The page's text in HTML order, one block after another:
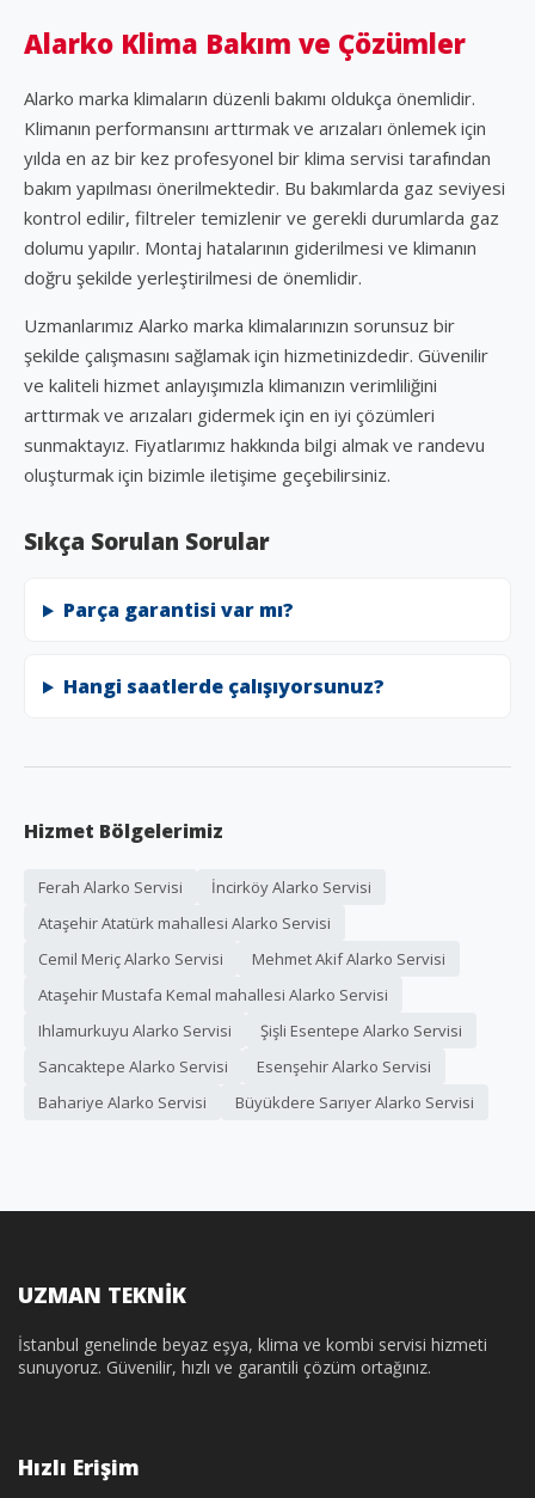
Alarko Klima Bakım ve Çözümler
Alarko marka klimaların düzenli bakımı oldukça önemlidir.
Klimanın performansını arttırmak ve arızaları önlemek için
yılda en az bir kez profesyonel bir klima servisi tarafından
bakım yapılması önerilmektedir. Bu bakımlarda gaz seviyesi
kontrol edilir, filtreler temizlenir ve gerekli durumlarda gaz
dolumu yapılır. Montaj hatalarının giderilmesi ve klimanın
doğru şekilde yerleştirilmesi de önemlidir.
Uzmanlarımız Alarko marka klimalarınızın sorunsuz bir
şekilde çalışmasını sağlamak için hizmetinizdedir. Güvenilir
ve kaliteli hizmet anlayışımızla klimanızın verimliliğini
arttırmak ve arızaları gidermek için en iyi çözümleri
sunmaktayız. Fiyatlarımız hakkında bilgi almak ve randevu
oluşturmak için bizimle iletişime geçebilirsiniz.
Sıkça Sorulan Sorular
Parça garantisi var mı?
Hangi saatlerde çalışıyorsunuz?
Hizmet Bölgelerimiz
Ferah Alarko Servisi
İncirköy Alarko Servisi
Ataşehir Atatürk mahallesi Alarko Servisi
Cemil Meriç Alarko Servisi
Mehmet Akif Alarko Servisi
Ataşehir Mustafa Kemal mahallesi Alarko Servisi
Ihlamurkuyu Alarko Servisi
Şişli Esentepe Alarko Servisi
Sancaktepe Alarko Servisi
Esenşehir Alarko Servisi
Bahariye Alarko Servisi
Büyükdere Sarıyer Alarko Servisi
UZMAN TEKNİK
İstanbul genelinde beyaz eşya, klima ve kombi servisi hizmeti
sunuyoruz. Güvenilir, hızlı ve garantili çözüm ortağınız.
Hızlı Erişim